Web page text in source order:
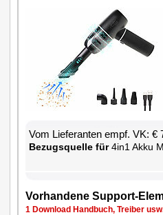
Vom Lie­fe­ran­ten empf. VK: €
Be­zugs­quel­le für4in1 Ak­ku Mi­ni
Vor­han­de­ne Sup­port-
1 Down­load Hand­buch, Trei­ber